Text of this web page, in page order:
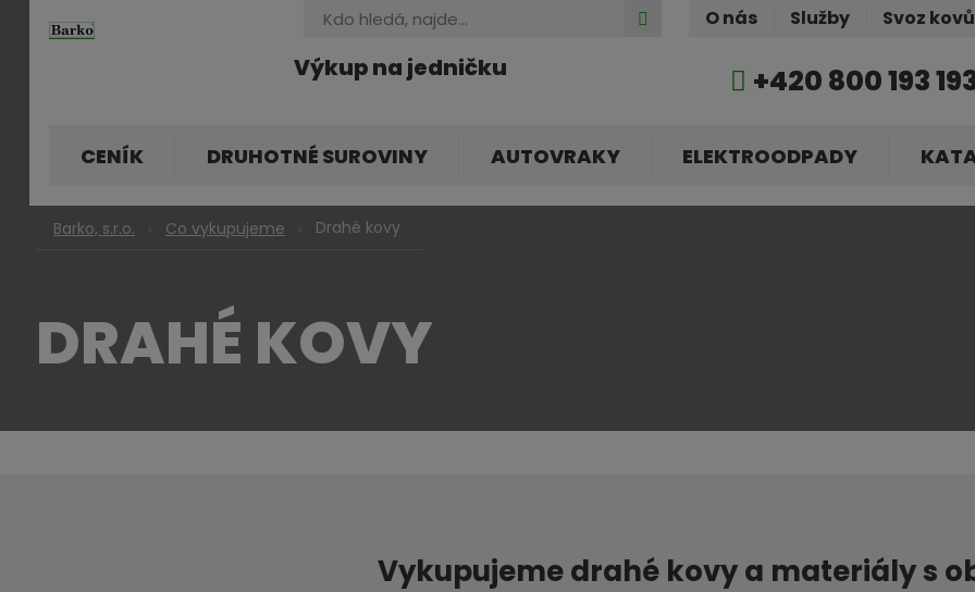
Výkup na jedničku +420 800 193
Vyhledávání Hledat O nás Služby Svoz kovů
CENÍK DRUHOTNÉ SUROVINY AUTOVRAKY ELEKTROODPADY
Barko, s.r.o. Co vykupujeme Drahé kovy
DRAHÉ KOVY
Vykupujeme drahé kovy a materiály s